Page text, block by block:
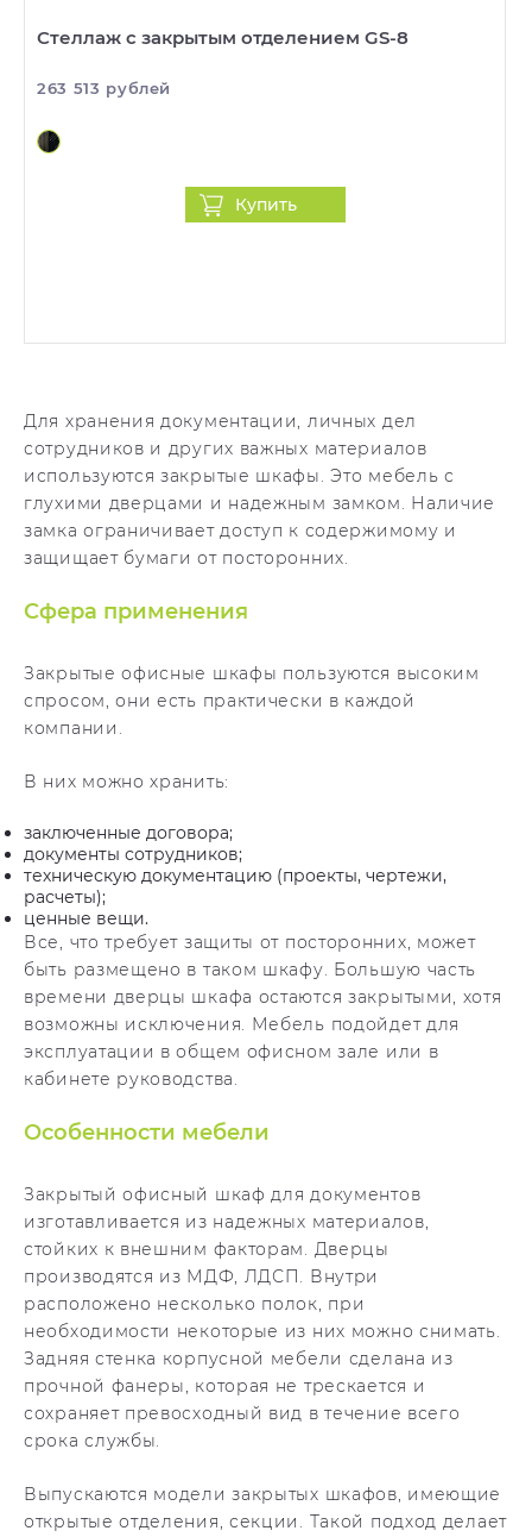
Стеллаж с закрытым отделением GS-8
263 513 рублей
Купить
Для хранения документации, личных дел
сотрудников и других важных материалов
используются закрытые шкафы. Это мебель с
глухими дверцами и надежным замком. Наличие
замка ограничивает доступ к содержимому и
защищает бумаги от посторонних.
Сфера применения
Закрытые офисные шкафы пользуются высоким
спросом, они есть практически в каждой
компании.
В них можно хранить:
заключенные договора;
документы сотрудников;
техническую документацию (проекты, чертежи,
расчеты);
ценные вещи.
Все, что требует защиты от посторонних, может
быть размещено в таком шкафу. Большую часть
времени дверцы шкафа остаются закрытыми, хотя
возможны исключения. Мебель подойдет для
эксплуатации в общем офисном зале или в
кабинете руководства.
Особенности мебели
Закрытый офисный шкаф для документов
изготавливается из надежных материалов,
стойких к внешним факторам. Дверцы
производятся из МДФ, ЛДСП. Внутри
расположено несколько полок, при
необходимости некоторые из них можно снимать.
Задняя стенка корпусной мебели сделана из
прочной фанеры, которая не трескается и
сохраняет превосходный вид в течение всего
срока службы.
Выпускаются модели закрытых шкафов, имеющие
открытые отделения, секции. Такой подход делает